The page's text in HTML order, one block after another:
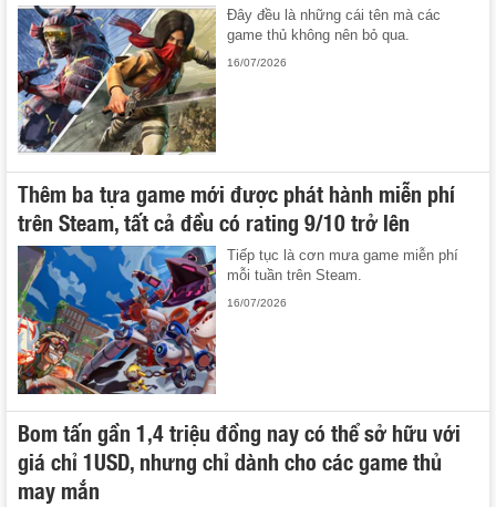
Đây đều là những cái tên mà các
game thủ không nên bỏ qua.
16/07/2026
Thêm ba tựa game mới được phát hành miễn phí
trên Steam, tất cả đều có rating 9/10 trở lên
Tiếp tục là cơn mưa game miễn phí
mỗi tuần trên Steam.
16/07/2026
Bom tấn gần 1,4 triệu đồng nay có thể sở hữu với
giá chỉ 1USD, nhưng chỉ dành cho các game thủ
may mắn